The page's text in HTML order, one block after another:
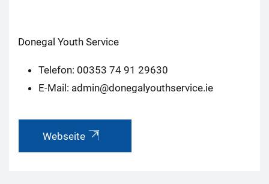
Donegal Youth Service
Telefon: 00353 74 91 29630
E-Mail: admin@donegalyouthservice.ie
Webseite